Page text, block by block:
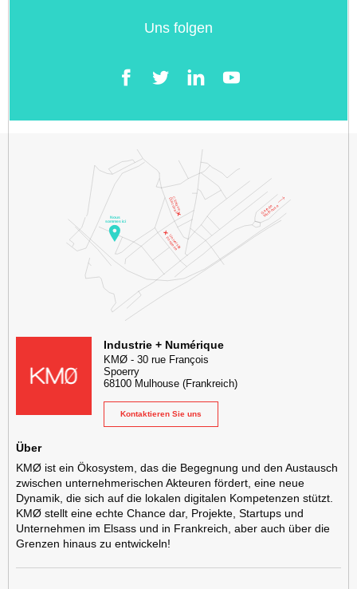
Uns folgen
KMØ Lieu d'innovation dédié à la transformation digitale de
Industrie + Numérique
KMØ- 30 rue François
Spoerry
68100 Mulhouse (Frankreich)
Kontaktieren Sie uns
Über
KMØ ist ein Ökosystem, das die Begegnung und den Austausch
zwischen unternehmerischen Akteuren fördert, eine neue
Dynamik, die sich auf die lokalen digitalen Kompetenzen stützt.
KMØ stellt eine echte Chance dar, Projekte, Startups und
Unternehmen im Elsass und in Frankreich, aber auch über die
Grenzen hinaus zu entwickeln!